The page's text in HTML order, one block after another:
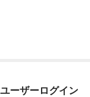
ユーザーログイン